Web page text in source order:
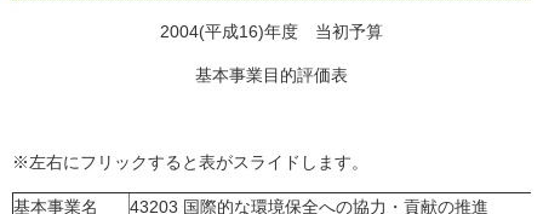
2004(平成16)年度 当初予算
基本事業目的評価表
※左右にフリックすると表がスライドします。
基本事業名 43203 国際的な環境保全への協力・貢献の推進